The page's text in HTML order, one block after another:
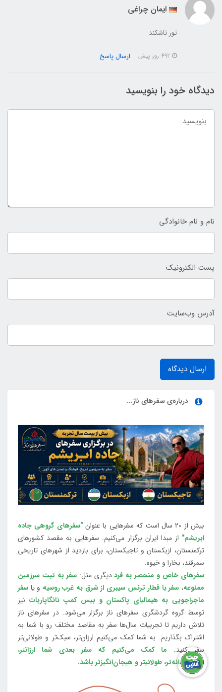
ایمان چراغی
تور تاشکند
ارسال پاسخ
دیدگاه خود را بنویسید
نام و نام خانوادگی
پست الکترونیک
آدرس وب‌سایت
ارسال دیدگاه
درباره‌ی سفرهای ناز...
بیش از 20 سال است که سفرهایی با عنوان
"سفرهای گروهی جاده
ابریشم" از مبدا ایران برگزار می‌کنیم. سفرهایی به مقصد کشورهای
ترکمنستان، ازبکستان و تاجیکستان، برای بازدید از شهرهای تاریخی
سمرقند، بخارا و خیوه.
سفرهای خاص و منحصر به فرددیگری مثل:سفر به تبت سرزمین
ممنوعه، سفر با قطار ترنس سیبری از شرق به غرب روسیه و یا سفر
ماجراجویی به هیمالیای پاکستان و بیس کمپ نانگاپاربات نیز
توسط گروه گردشگری سفرهای ناز برگزار می‌شود. در سفرهای ناز
تلاش داریم تا تجربیات سال‌ها سفر به مقاصد مختلف رو با شما به
اشتراک بگذاریم. به شما کمک می‌کنیم ارزان‌تر، سبک‌تر و طولانی‌تر
سفر کنید. ما کمک می‌کنیم که سفر بعدی شما ارزانتر،
هواشمندانه‌تر، طولانی‎تر و هیجان‌انگیزتر باشد.